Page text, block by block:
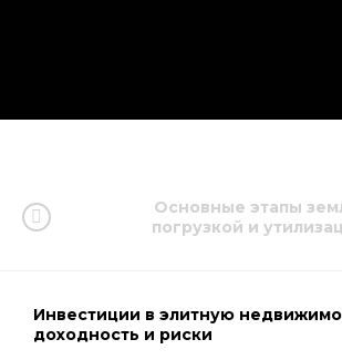
Основные этапы
погрузкой и
Инвестиции в элитную
доходность и риски